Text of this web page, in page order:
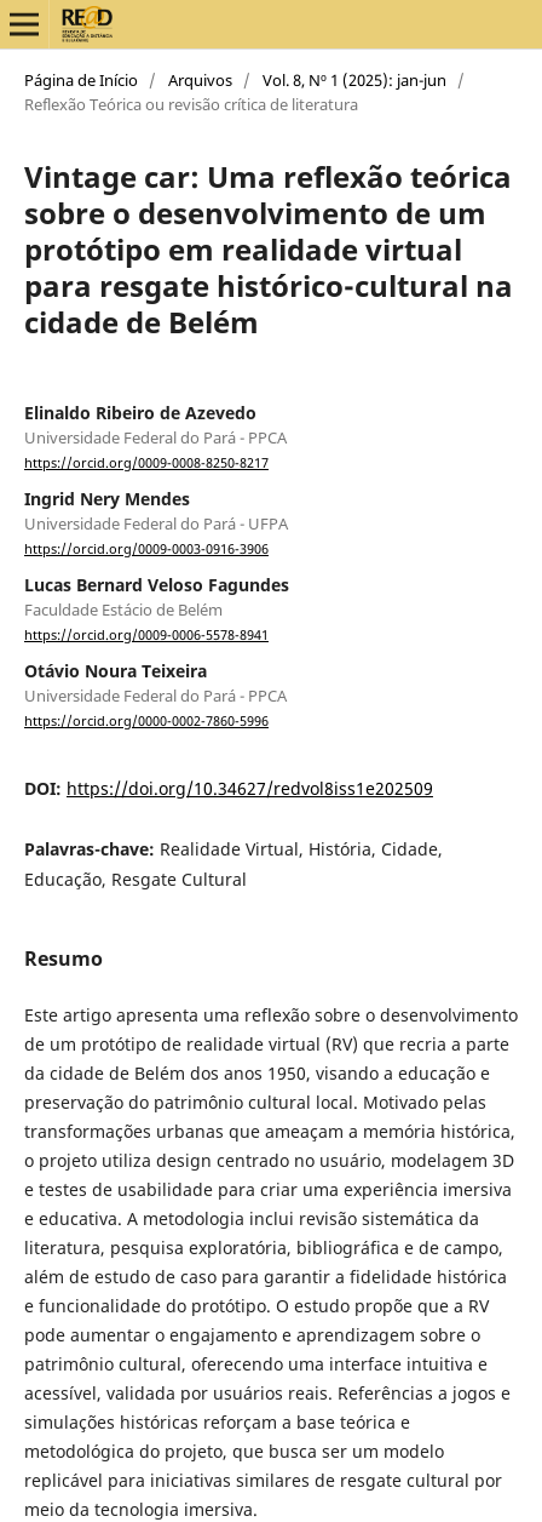
Página de Início / Arquivos / Vol. 8, Nº 1 (2025): jan-jun
/
Reflexão Teórica ou revisão crítica de literatura
Vintage car: Uma reflexão teórica
sobre o desenvolvimento de um
protótipo em realidade virtual
para resgate histórico-cultural na
cidade de Belém
Elinaldo Ribeiro de Azevedo
Universidade Federal do Pará - PPCA
https://orcid.org/0009-0008-8250-8217
Ingrid Nery Mendes
Universidade Federal do Pará - UFPA
https://orcid.org/0009-0003-0916-3906
Lucas Bernard Veloso Fagundes
Faculdade Estácio de Belém
https://orcid.org/0009-0006-5578-8941
Otávio Noura Teixeira
Universidade Federal do Pará - PPCA
https://orcid.org/0000-0002-7860-5996
DOI: https://doi.org/10.34627/redvol8iss1e202509
Palavras-chave: Realidade Virtual, História, Cidade,
Educação, Resgate Cultural
Resumo
Este artigo apresenta uma reflexão sobre o desenvolvimento
de um protótipo de realidade virtual (RV) que recria a parte
da cidade de Belém dos anos 1950, visando a educação e
preservação do patrimônio cultural local. Motivado pelas
transformações urbanas que ameaçam a memória histórica,
o projeto utiliza design centrado no usuário, modelagem 3D
e testes de usabilidade para criar uma experiência imersiva
e educativa. A metodologia inclui revisão sistemática da
literatura, pesquisa exploratória, bibliográfica e de campo,
além de estudo de caso para garantir a fidelidade histórica
e funcionalidade do protótipo. O estudo propõe que a RV
pode aumentar o engajamento e aprendizagem sobre o
patrimônio cultural, oferecendo uma interface intuitiva e
acessível, validada por usuários reais. Referências a jogos e
simulações históricas reforçam a base teórica e
metodológica do projeto, que busca ser um modelo
replicável para iniciativas similares de resgate cultural por
meio da tecnologia imersiva.